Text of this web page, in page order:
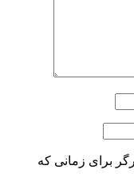
برای زمانی که